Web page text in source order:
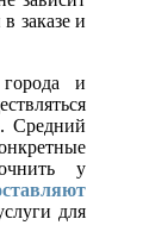
заказе и
и
Средний
у
для